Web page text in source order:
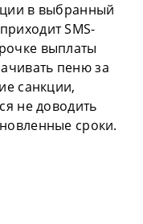
в выбранный
SMS-
выплаты
пеню за
санкции,
не доводить
сроки.